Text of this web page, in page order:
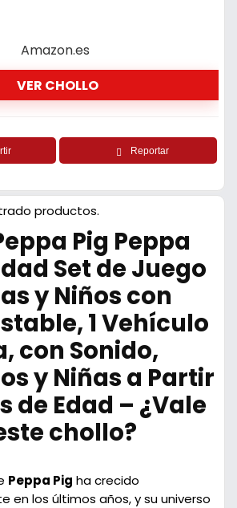
Amazon.es
VER CHOLLO
Reportar
productos.
Pig Peppa
Set de Juego
y Niños con
1 Vehículo
con Sonido,
y Niñas a Partir
de Edad – ¿Vale
chollo?
Peppa Pig ha crecido
en los últimos años, y su universo